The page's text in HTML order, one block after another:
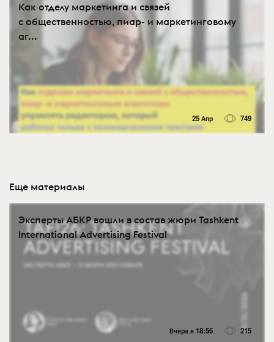
Как отделу маркетинга и связей
с общественностью, пиар- и маркетинговому
аг...
25 Апр 749
Еще материалы
Эксперты АБКР вошли в состав жюри Tashkent
International Advertising Festival
Вчера в 18:56 215